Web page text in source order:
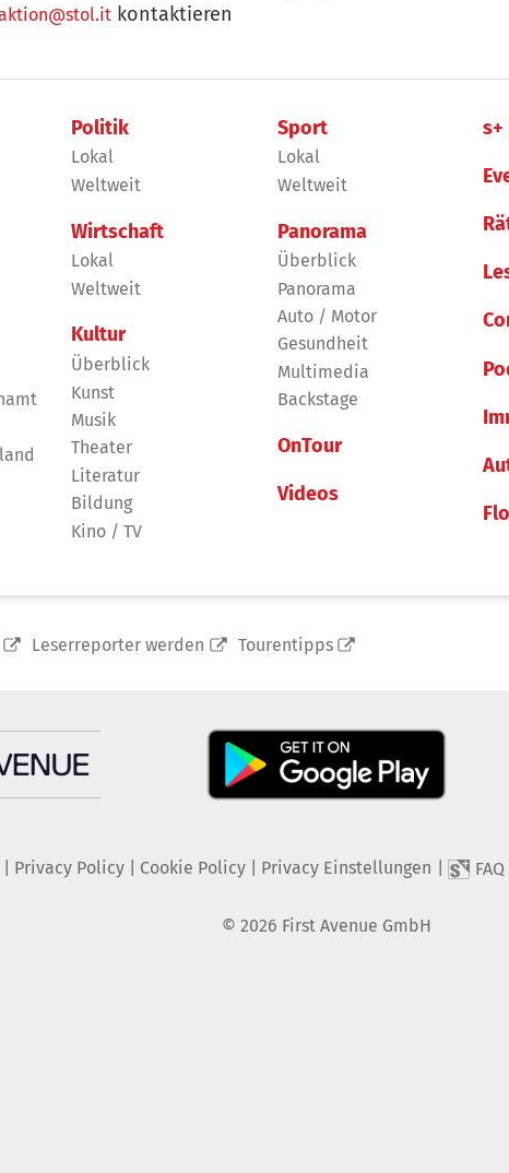
kontaktieren
Politik
Lokal
Weltweit
Wirtschaft
Lokal
Weltweit
Kultur
Überblick
Kunst
Musik
Theater
Literatur
Bildung
Kino / TV
Sport
Lokal
Weltweit
Panorama
Überblick
Panorama
Auto / Motor
Gesundheit
Multimedia
Backstage
OnTour
Videos
Leserreporter werden Tourentipps
Privacy Policy| Cookie Policy| Privacy Einstellungen FAQ
© 2026 First Avenue GmbH